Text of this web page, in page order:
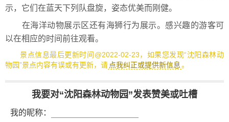
示，它们在蓝天下列队盘旋，姿态优美而刚健。
在海洋动物展示区还有海狮行为展示。感兴趣的游客可
以在相应的时间前往观看。
景点信息最后更新时间@2022-02-23，如果您发现“沈阳森林动
物园”景点内容有误或有更新，请点我纠正或提供新信息。
我要对“沈阳森林动物园”发表赞美或吐槽
我的昵称：